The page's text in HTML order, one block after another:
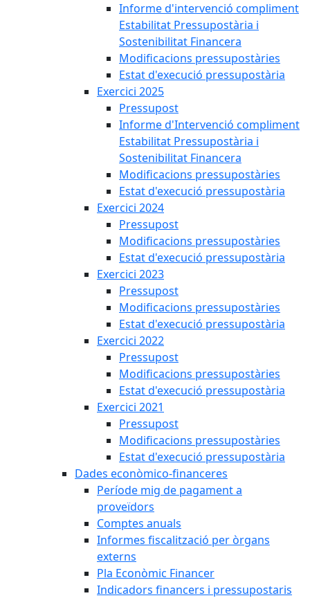
Informe d'intervenció compliment
Estabilitat Pressupostària i
Sostenibilitat Financera
Modificacions pressupostàries
Estat d'execució pressupostària
Exercici 2025
Pressupost
Informe d'Intervenció compliment
Estabilitat Pressupostària i
Sostenibilitat Financera
Modificacions pressupostàries
Estat d'execució pressupostària
Exercici 2024
Pressupost
Modificacions pressupostàries
Estat d'execució pressupostària
Exercici 2023
Pressupost
Modificacions pressupostàries
Estat d'execució pressupostària
Exercici 2022
Pressupost
Modificacions pressupostàries
Estat d'execució pressupostària
Exercici 2021
Pressupost
Modificacions pressupostàries
Estat d'execució pressupostària
Dades econòmico-financeres
Període mig de pagament a
proveïdors
Comptes anuals
Informes fiscalització per òrgans
externs
Pla Econòmic Financer
Indicadors financers i pressupostaris